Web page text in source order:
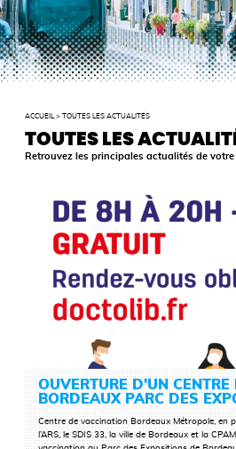
ACCUEIL >TOUTES LES ACTUALITÉS
TOUTES LES
Retrouvez les principales actualités de votre
OUVERTURE D'UN
BORDEAUX PARC DES
Centre de vaccination Bordeaux Métropole, en
l’ARS, le SDIS 33, la ville de Bordeaux et la
LIRE LA SUITE